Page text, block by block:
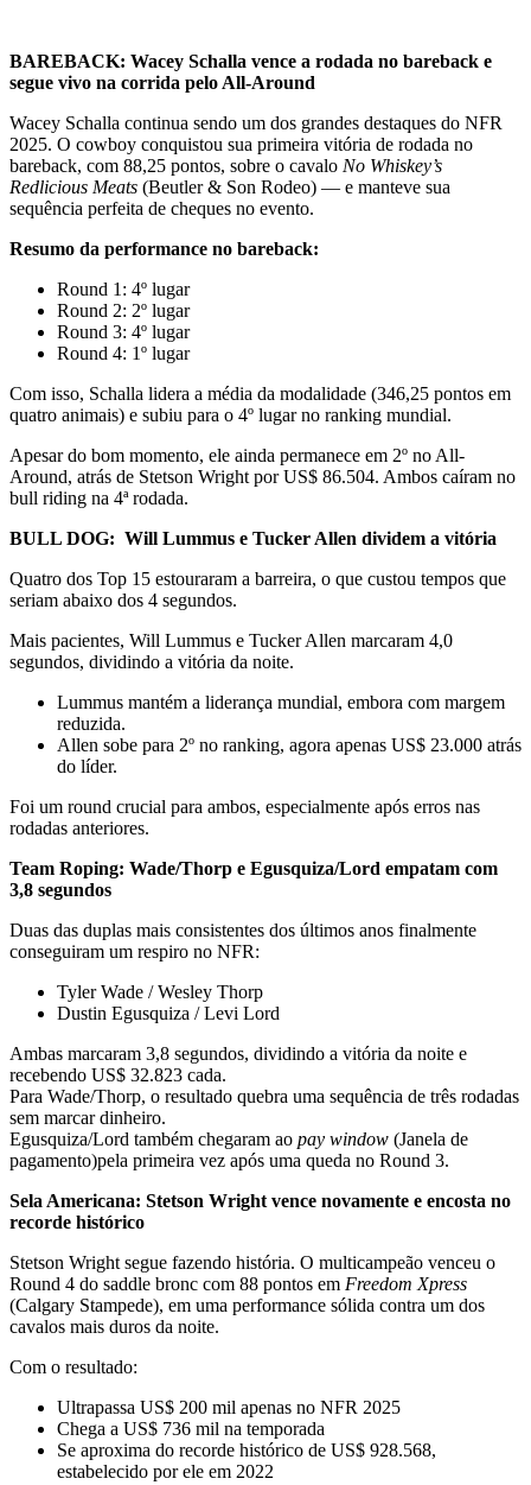
BAREBACK: Wacey Schalla vence a rodada no bareback e
segue vivo na corrida pelo All-Around
Wacey Schalla continua sendo um dos grandes destaques do NFR
2025. O cowboy conquistou sua primeira vitória de rodada no
bareback, com 88,25 pontos, sobre o cavalo No Whiskey’s
Redlicious Meats (Beutler & Son Rodeo) — e manteve sua
sequência perfeita de cheques no evento.
Resumo da performance no bareback:
Round 1: 4º lugar
Round 2: 2º lugar
Round 3: 4º lugar
Round 4: 1º lugar
Com isso, Schalla lidera a média da modalidade (346,25 pontos em
quatro animais) e subiu para o 4º lugar no ranking mundial.
Apesar do bom momento, ele ainda permanece em 2º no All-
Around, atrás de Stetson Wright por US$ 86.504. Ambos caíram no
bull riding na 4ª rodada.
BULL DOG: Will Lummus e Tucker Allen dividem a vitória
Quatro dos Top 15 estouraram a barreira, o que custou tempos que
seriam abaixo dos 4 segundos.
Mais pacientes, Will Lummus e Tucker Allen marcaram 4,0
segundos, dividindo a vitória da noite.
Lummus mantém a liderança mundial, embora com margem
reduzida.
Allen sobe para 2º no ranking, agora apenas US$ 23.000 atrás
do líder.
Foi um round crucial para ambos, especialmente após erros nas
rodadas anteriores.
Team Roping: Wade/Thorp e Egusquiza/Lord empatam com
3,8 segundos
Duas das duplas mais consistentes dos últimos anos finalmente
conseguiram um respiro no NFR:
Tyler Wade / Wesley Thorp
Dustin Egusquiza / Levi Lord
Ambas marcaram 3,8 segundos, dividindo a vitória da noite e
recebendo US$ 32.823 cada.
Para Wade/Thorp, o resultado quebra uma sequência de três rodadas
sem marcar dinheiro.
Egusquiza/Lord também chegaram ao pay window (Janela de
pagamento)pela primeira vez após uma queda no Round 3.
Sela Americana: Stetson Wright vence novamente e encosta no
recorde histórico
Stetson Wright segue fazendo história. O multicampeão venceu o
Round 4 do saddle bronc com 88 pontos em Freedom Xpress
(Calgary Stampede), em uma performance sólida contra um dos
cavalos mais duros da noite.
Com o resultado:
Ultrapassa US$ 200 mil apenas no NFR 2025
Chega a US$ 736 mil na temporada
Se aproxima do recorde histórico de US$ 928.568,
estabelecido por ele em 2022